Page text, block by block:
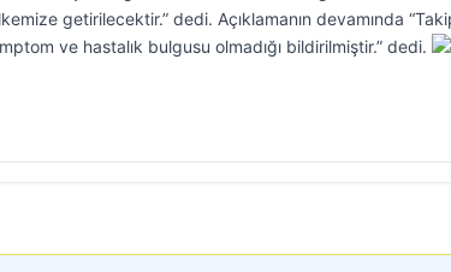
getirilecektir.” dedi. Açıklamanın devamında
ve hastalık bulgusu olmadığı bildirilmiştir.” dedi.